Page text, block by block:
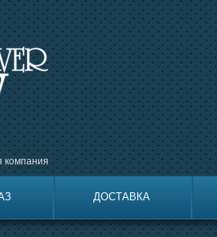
компания
ДОСТАВКА